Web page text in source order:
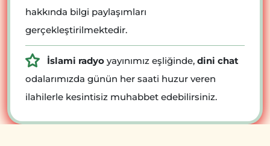
hakkında bilgi paylaşımları
gerçekleştirilmektedir.
İslami radyo yayınımız eşliğinde, dini chat
odalarımızda günün her saati huzur veren
ilahilerle kesintisiz muhabbet edebilirsiniz.